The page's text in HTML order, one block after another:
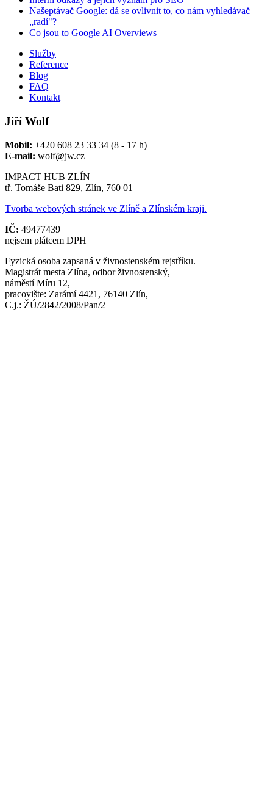
Našeptávač Google: dá se ovlivnit to, co nám vyhledávač
„radí"?
Co jsou to Google AI Overviews
Služby
Reference
Blog
FAQ
Kontakt
Jiří Wolf
Mobil: +420 608 23 33 34 (8 - 17 h)
E-mail: wolf@jw.cz
IMPACT HUB ZLÍN
tř. Tomáše Bati 829, Zlín, 760 01
Tvorba webových stránek ve Zlíně a Zlínském kraji.
IČ: 49477439
nejsem plátcem DPH
Fyzická osoba zapsaná v živnostenském rejstříku.
Magistrát mesta Zlína, odbor živnostenský,
náměstí Míru 12,
pracovište: Zarámí 4421, 76140 Zlín,
C.j.: ŽÚ/2842/2008/Pan/2